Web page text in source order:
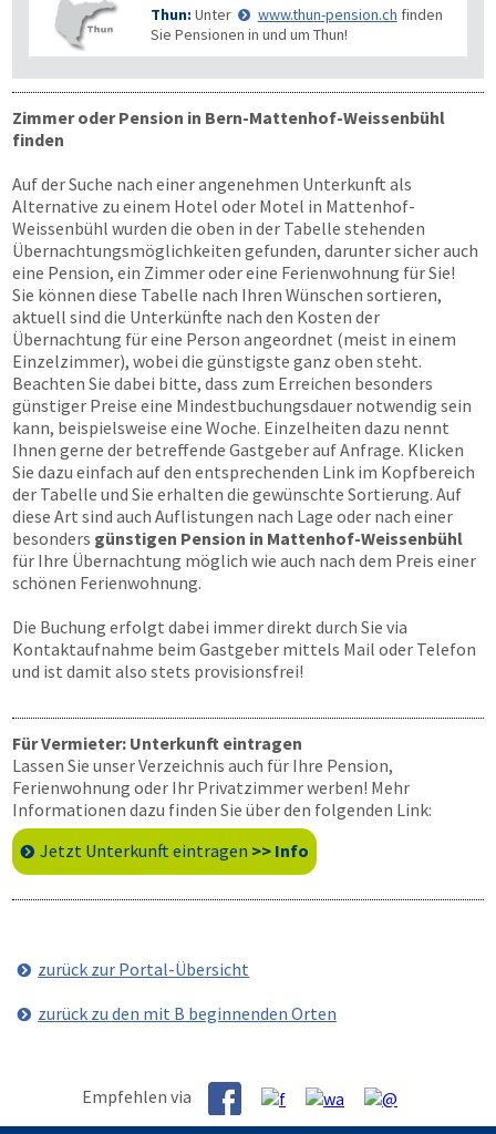
Thun: Unter www.thun-pension.ch finden
Sie Pensionen in und um Thun!
Zimmer oder Pension in Bern-Mattenhof-Weissenbühl
finden
Auf der Suche nach einer angenehmen Unterkunft als
Alternative zu einem Hotel oder Motel in Mattenhof-
Weissenbühl wurden die oben in der Tabelle stehenden
Übernachtungs­möglichkeiten gefunden, darunter sicher auch
eine Pension, ein Zimmer oder eine Ferienwohnung für Sie!
Sie können diese Tabelle nach Ihren Wünschen sortieren,
aktuell sind die Unterkünfte nach den Kosten der
Übernachtung für eine Person angeordnet (meist in einem
Einzelzimmer), wobei die günstigste ganz oben steht.
Beachten Sie dabei bitte, dass zum Erreichen besonders
günstiger Preise eine Mindestbuchungsdauer notwendig sein
kann, beispielsweise eine Woche. Einzelheiten dazu nennt
Ihnen gerne der betreffende Gastgeber auf Anfrage. Klicken
Sie dazu einfach auf den entsprechenden Link im Kopfbereich
der Tabelle und Sie erhalten die gewünschte Sortierung. Auf
diese Art sind auch Auflistungen nach Lage oder nach einer
besonders günstigen Pension in Mattenhof-Weissenbühl
für Ihre Übernachtung möglich wie auch nach dem Preis einer
schönen Ferienwohnung.
Die Buchung erfolgt dabei immer direkt durch Sie via
Kontaktaufnahme beim Gastgeber mittels Mail oder Telefon
und ist damit also stets provisionsfrei!
Für Vermieter: Unterkunft eintragen
Lassen Sie unser Verzeichnis auch für Ihre Pension,
Ferienwohnung oder Ihr Privatzimmer werben! Mehr
Informationen dazu finden Sie über den folgenden Link:
Jetzt Unterkunft eintragen >> Info
zurück zur Portal-Übersicht
zurück zu den mit B beginnenden Orten
Empfehlen via